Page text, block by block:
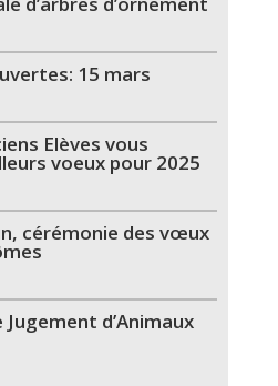
15 mars
Elèves vous
voeux pour 2025
cérémonie des vœux
Jugement d’Animaux